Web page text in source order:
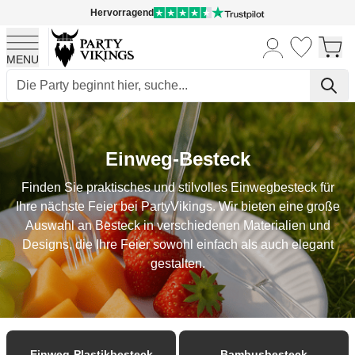
Hervorragend
MENU
Skip to Content
Einweg-Besteck
Finden Sie praktisches und stilvolles Einwegbesteck für
Ihre nächste Feier bei PartyVikings. Wir bieten eine große
Auswahl an Besteck in verschiedenen Materialien und
Designs, die Ihre Feier sowohl einfach als auch elegant
gestalten.